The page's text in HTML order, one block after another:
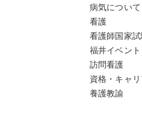
病気について
看護
看護師国家
福井イベント
訪問看護
資格・キャ
養護教諭